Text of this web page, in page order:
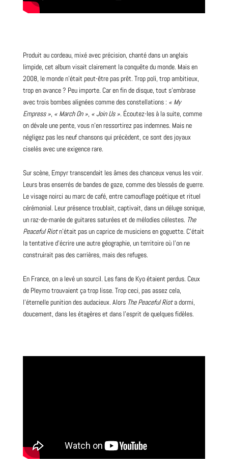
Produit au cordeau, mixé avec précision, chanté dans un anglais
limpide, cet album visait clairement la conquête du monde. Mais en
2008, le monde n’était peut-être pas prêt. Trop poli, trop ambitieux,
trop en avance ? Peu importe. Car en fin de disque, tout s’embrase
avec trois bombes alignées comme des constellations : « My
Empress », « March On », « Join Us ». Écoutez-les à la suite, comme
on dévale une pente, vous n’en ressortirez pas indemnes. Mais ne
négligez pas les neuf chansons qui précèdent, ce sont des joyaux
ciselés avec une exigence rare.
Sur scène, Empyr transcendait les âmes des chanceux venus les voir.
Leurs bras enserrés de bandes de gaze, comme des blessés de guerre.
Le visage noirci au marc de café, entre camouflage poétique et rituel
cérémonial. Leur présence troublait, captivait, dans un déluge sonique,
un raz-de-marée de guitares saturées et de mélodies célestes. The
Peaceful Riotn’était pas un caprice de musiciens en goguette. C’était
la tentative d’écrire une autre géographie, un territoire où l’on ne
construirait pas des carrières, mais des refuges.
En France, on a levé un sourcil. Les fans de Kyo étaient perdus. Ceux
de Pleymo trouvaient ça trop lisse. Trop ceci, pas assez cela,
l’éternelle punition des audacieux. Alors The Peaceful Riota dormi,
doucement, dans les étagères et dans l’esprit de quelques fidèles.